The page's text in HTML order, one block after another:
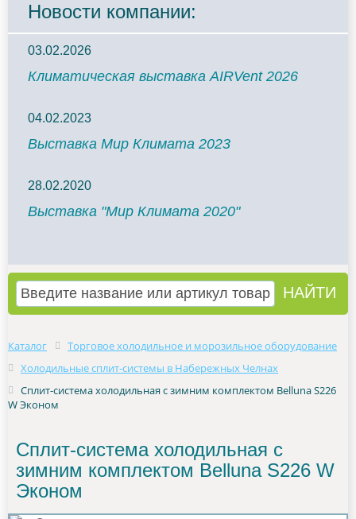
Новости компании:
03.02.2026
Климатическая выставка AIRVent 2026
04.02.2023
Выставка Мир Климата 2023
28.02.2020
Выставка "Мир Климата 2020"
Каталог
Торговое холодильное и морозильное оборудование
Холодильные сплит-системы в Набережных Челнах
Сплит-система холодильная с зимним комплектом Belluna S226
W Эконом
Сплит-система холодильная с
зимним комплектом Belluna S226 W
Эконом